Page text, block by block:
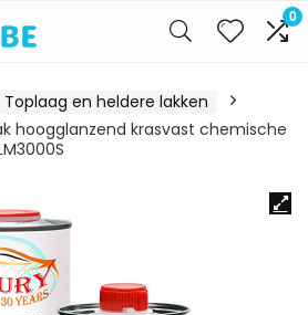
0
Toplaag en heldere lakken
hoogglanzend krasvast chemische